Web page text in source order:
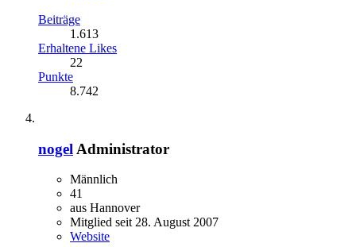
Beiträge
1.613
Erhaltene Likes
22
Punkte
8.742
nogel Administrator
Männlich
41
aus Hannover
Mitglied seit 28. August 2007
Website